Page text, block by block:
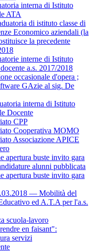
interna di Istituto
ATA
di istituto classe di
Economico aziendali (la
la precedente
interne di Istituto
a.s. 2017/2018
occasionale d'opera ;
GAzie al sig. De
interna di Istituto
Docente
CPP
Cooperativa MOMO
Associazione APICE
apertura buste invito gara
alunni pubblicata
apertura buste invito gara
— Mobilità del
ed A.T.A per l'a.s.
scuola-lavoro
en faisant":
servizi